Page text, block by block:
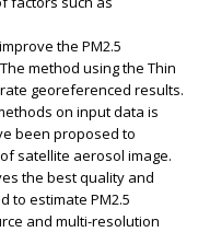
the PM2.5
method using the Thin
georeferenced results.
on input data is
been proposed to
satellite aerosol image.
the best quality and
to estimate PM2.5
and multi-resolution